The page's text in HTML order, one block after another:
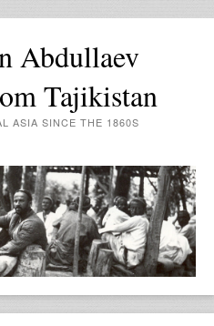
Abdullaev
Tajikistan
ASIA SINCE THE 1860S